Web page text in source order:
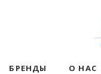
БРЕНДЫ О НАС